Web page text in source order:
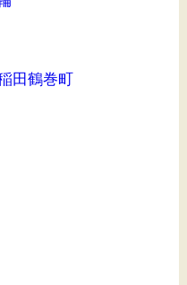
田鶴巻町